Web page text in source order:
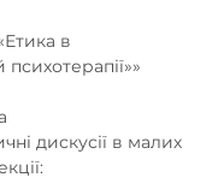
в
психотерапії»»
дискусії в малих